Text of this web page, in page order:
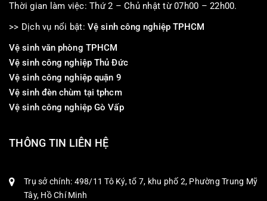
Thời gian làm việc: Thứ 2 – Chủ nhật từ 07h00 – 22h00.
>> Dịch vụ nổi bật: Vệ sinh công nghiệp TPHCM
Vệ sinh văn phòng TPHCM
Vệ sinh công nghiệp Thủ Đức
Vệ sinh công nghiệp quận 9
Vệ sinh đèn chùm tại tphcm
Vệ sinh công nghiệp Gò Vấp
THÔNG TIN LIÊN HỆ
Trụ sở chính: 498/11 Tô Ký, tổ 7, khu phố 2, Phường Trung Mỹ
Tây, Hồ Chí Minh